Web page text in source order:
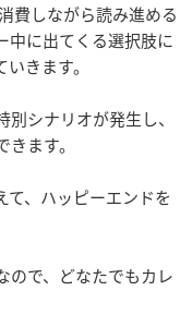
費しながら読み進める
中に出てくる選択肢に
きます。
シナリオが発生し、
ます。
て、ハッピーエンドを
ので、どなたでもカレ